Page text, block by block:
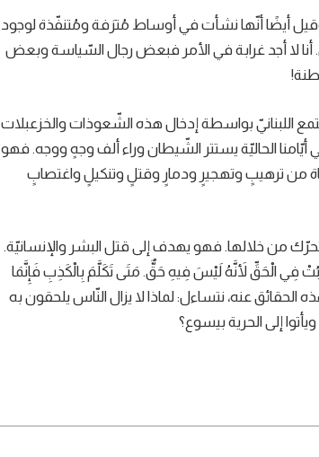
أيضًا أنّها نشأت في أوساط مُترَفة ومُتنفّذة لوجود
لا أجد غرابة في الأمر فبعض رجال السّياسة وبعض
اللبنانيّ بواسطة إدخال هذه الشّعوذات والخزعبلات
أيّامنا الحاليّة يستتر الشّيطان وراء ألف وجهٍ ووجه. فهو
من ترهيبٍ وتهجيرٍ ودمارٍ وقتلٍ وتنكيلٍ واغتصابٍ
من خلالها. فهو يهدف إلى قتل البشر والإنسانيّة.
فِي الْحَقِّ لأَنَّهُ لَيْسَ فِيهِ حَقٌّ. مَتَى تَكَلَّمَ بِالْكَذِبِ فَإِنَّمَا
(يو 8: 44). وإن كُنّا نعرف هذه الحقائق عنه، نتساءل: لماذا لا يزال النّاس يلحقون به
إلى الحرية بيسوع؟